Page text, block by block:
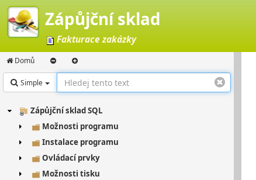
Zápůjční sklad
Fakturace zakázky
Domů
Simple
Zápůjční sklad SQL
Možnosti programu
Instalace programu
Ovládací prvky
Možnosti tisku